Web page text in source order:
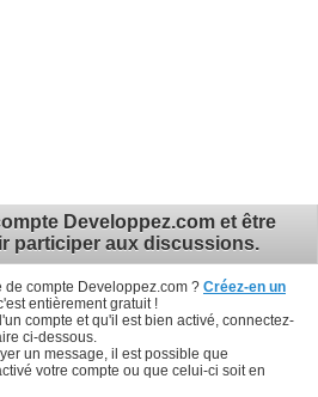
Developpez.com et être
participer aux discussions.
de compte Developpez.com ? Créez-en un
c'est entièrement gratuit !
compte et qu'il est bien activé, connectez-
ci-dessous.
un message, il est possible que
votre compte ou que celui-ci soit en